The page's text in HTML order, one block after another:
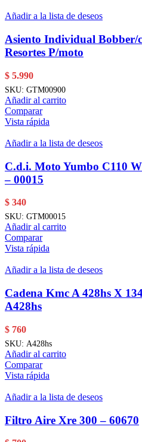
Añadir a la lista de deseos
Asiento Individual Bobber/
Resortes P/moto
$ 5.990
SKU: GTM00900
Añadir al carrito
Comparar
Vista rápida
Añadir a la lista de deseos
C.d.i. Moto Yumbo C110
– 00015
$ 340
SKU: GTM00015
Añadir al carrito
Comparar
Vista rápida
Añadir a la lista de deseos
Cadena Kmc A 428hs X
A428hs
$ 760
SKU: A428hs
Añadir al carrito
Comparar
Vista rápida
Añadir a la lista de deseos
Filtro Aire Xre 300 – 60670